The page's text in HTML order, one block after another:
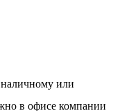
наличному или
в офисе компании